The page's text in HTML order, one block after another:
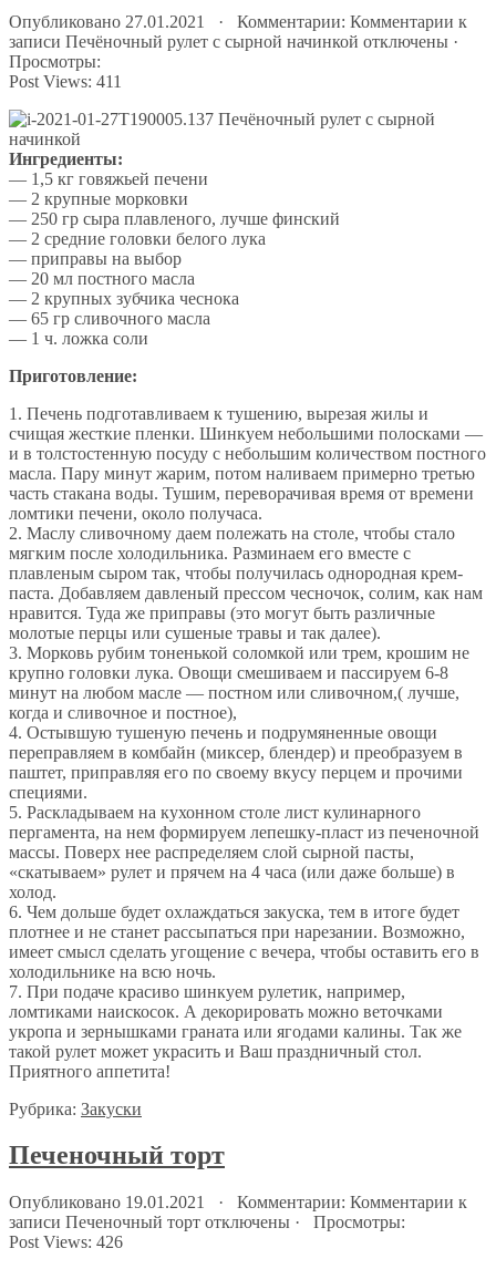
Опубликовано 27.01.2021 · Комментарии: Комментарии к
записи Печёночный рулет с сырной начинкой отключены ·
Просмотры:
Post Views: 411
Ингредиенты:
— 1,5 кг говяжьей печени
— 2 крупные морковки
— 250 гр сыра плавленого, лучше финский
— 2 средние головки белого лука
— приправы на выбор
— 20 мл постного масла
— 2 крупных зубчика чеснока
— 65 гр сливочного масла
— 1 ч. ложка соли
Приготовление:
1. Печень подготавливаем к тушению, вырезая жилы и
счищая жесткие пленки. Шинкуем небольшими полосками —
и в толстостенную посуду с небольшим количеством постного
масла. Пару минут жарим, потом наливаем примерно третью
часть стакана воды. Тушим, переворачивая время от времени
ломтики печени, около получаса.
2. Маслу сливочному даем полежать на столе, чтобы стало
мягким после холодильника. Разминаем его вместе с
плавленым сыром так, чтобы получилась однородная крем-
паста. Добавляем давленый прессом чесночок, солим, как нам
нравится. Туда же приправы (это могут быть различные
молотые перцы или сушеные травы и так далее).
3. Морковь рубим тоненькой соломкой или трем, крошим не
крупно головки лука. Овощи смешиваем и пассируем 6-8
минут на любом масле — постном или сливочном,( лучше,
когда и сливочное и постное),
4. Остывшую тушеную печень и подрумяненные овощи
переправляем в комбайн (миксер, блендер) и преобразуем в
паштет, приправляя его по своему вкусу перцем и прочими
специями.
5. Раскладываем на кухонном столе лист кулинарного
пергамента, на нем формируем лепешку-пласт из печеночной
массы. Поверх нее распределяем слой сырной пасты,
«скатываем» рулет и прячем на 4 часа (или даже больше) в
холод.
6. Чем дольше будет охлаждаться закуска, тем в итоге будет
плотнее и не станет рассыпаться при нарезании. Возможно,
имеет смысл сделать угощение с вечера, чтобы оставить его в
холодильнике на всю ночь.
7. При подаче красиво шинкуем рулетик, например,
ломтиками наискосок. А декорировать можно веточками
укропа и зернышками граната или ягодами калины. Так же
такой рулет может украсить и Ваш праздничный стол.
Приятного аппетита!
Рубрика: Закуски
Печеночный торт
Опубликовано 19.01.2021 · Комментарии: Комментарии к
записи Печеночный торт отключены · Просмотры:
Post Views: 426